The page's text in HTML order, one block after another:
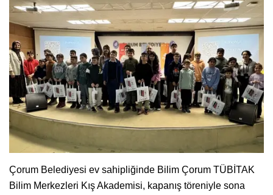
Çorum Belediyesi ev sahipliğinde Bilim Çorum TÜBİTAK
Bilim Merkezleri Kış Akademisi, kapanış töreniyle sona